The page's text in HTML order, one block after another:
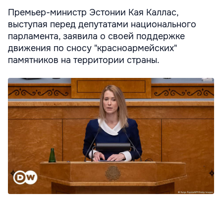
Премьер-министр Эстонии Кая Каллас,
выступая перед депутатами национального
парламента, заявила о своей поддержке
движения по сносу "красноармейских"
памятников на территории страны.